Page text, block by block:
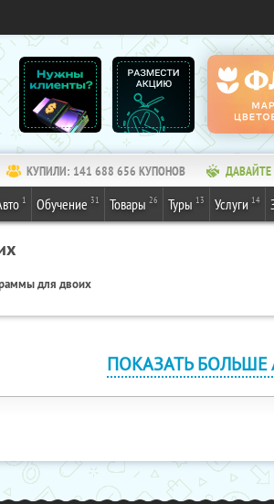
КУПИЛИ: 141 688 656 КУПОНОВ
1 Обучение 31 Товары 26 Туры 13 Услуги 14
для двоих
ПОКАЗАТЬ